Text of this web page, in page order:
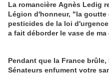
La romancière Agnès Ledig
Légion d'honneur, "la goutte
pesticides de la loi
a fait déborder le vase de ma
Pendant que la France brûle,
Sénateurs enfument votre